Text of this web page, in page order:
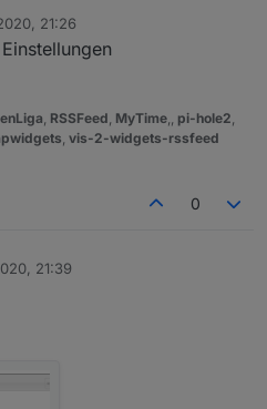
-v
klappt, in Margin nicht.
manche Eingaben auf Balken
Zustand ignoriert oder erst bei
Dritter und dann zweiter
21:26
RSSFeed MyTime pi-hole2
vis-2-widgets-rssfeed
0
21:39